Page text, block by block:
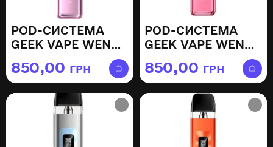
POD-СИСТЕМА
GEEK VAPE WENAX
850,00 ГРН
POD-СИСТЕМА
GEEK VAPE WENAX
Q — SAKURA PINK
850,00 ГРН